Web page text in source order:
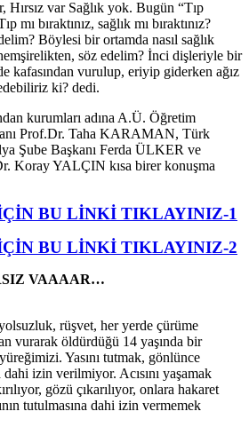
Hırsız var Sağlık yok. Bugün “Tıp
mı bıraktınız, sağlık mı bıraktınız?
Böylesi bir ortamda nasıl sağlık
söz edelim? İnci dişleriyle bir
kafasından vurulup, eriyip giderken ağız
ki? dedi.
kurumları adına A.Ü. Öğretim
Prof.Dr. Taha KARAMAN, Türk
Şube Başkanı Ferda ÜLKER ve
Koray YALÇIN kısa birer konuşma
BU LİNKİ TIKLAYINIZ-1
BU LİNKİ TIKLAYINIZ-2
VAAAAR…
rüşvet, her yerde çürüme
vurarak öldürdüğü 14 yaşında bir
Yasını tutmak, gönlünce
izin verilmiyor. Acısını yaşamak
gözü çıkarılıyor, onlara hakaret
tutulmasına dahi izin vermemek